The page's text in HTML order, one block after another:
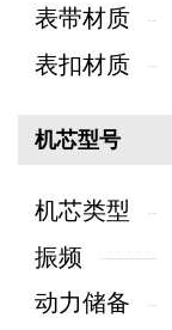
表带材质
表扣材质
机芯型号
机芯类型
振频
动力储备